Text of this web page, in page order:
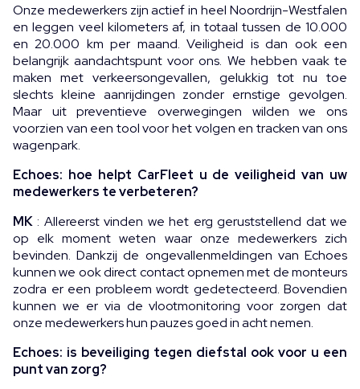
Onze medewerkers zijn actief in heel Noordrijn-Westfalen
en leggen veel kilometers af, in totaal tussen de 10.000
en 20.000 km per maand. Veiligheid is dan ook een
belangrijk aandachtspunt voor ons. We hebben vaak te
maken met verkeersongevallen, gelukkig tot nu toe
slechts kleine aanrijdingen zonder ernstige gevolgen.
Maar uit preventieve overwegingen wilden we ons
voorzien van een tool voor het volgen en tracken van ons
wagenpark.
Echoes: hoe helpt CarFleet u de veiligheid van uw
medewerkers te verbeteren?
MK : Allereerst vinden we het erg geruststellend dat we
op elk moment weten waar onze medewerkers zich
bevinden. Dankzij de ongevallenmeldingen van Echoes
kunnen we ook direct contact opnemen met de monteurs
zodra er een probleem wordt gedetecteerd. Bovendien
kunnen we er via de vlootmonitoring voor zorgen dat
onze medewerkers hun pauzes goed in acht nemen.
Echoes: is beveiliging tegen diefstal ook voor u een
punt van zorg?